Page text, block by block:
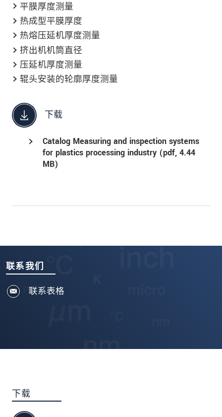
平膜厚度测量
热成型平膜厚度
热熔压延机厚度测量
挤出机机筒直径
压延机厚度测量
辊头安装的轮廓厚度测量
下载
Catalog Measuring and inspection systems
for plastics processing industry (pdf, 4.44
MB)
联系我们
联系表格
下载